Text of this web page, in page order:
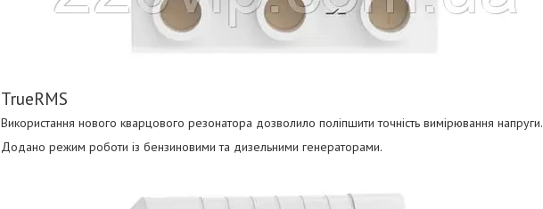
TrueRMS
Використання нового кварцового резонатора дозволило поліпшити точність вимірювання напруги.
Додано режим роботи із бензиновими та дизельними генераторами.